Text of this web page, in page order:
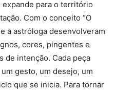
expande para o território
Com o conceito “O
a astróloga desenvolveram
cores, pingentes e
de intenção. Cada peça
gesto, um desejo, um
que se inicia. Para tornar